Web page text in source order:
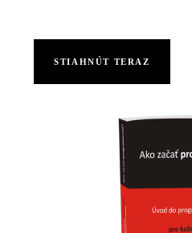
STIAHNÚT TERAZ